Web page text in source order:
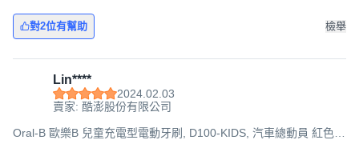
對2位有幫助 檢舉
Lin****
2024.02.03
賣家: 酷澎股份有限公司
Oral-B 歐樂B 兒童充電型電動牙刷, D100-KIDS, 汽車總動員 紅色,